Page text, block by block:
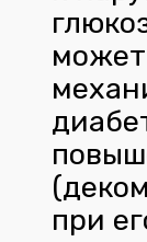
при